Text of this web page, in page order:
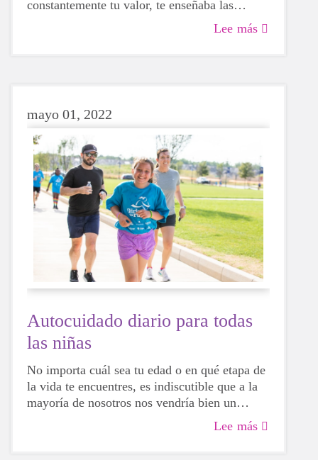
constantemente tu valor, te enseñaba las
escucharte? Si tu respuesta es afirmativa, es
Lee más
mayo 01, 2022
Autocuidado diario para todas
las niñas
No importa cuál sea tu edad o en qué etapa de
la vida te encuentres, es indiscutible que a la
mayoría de nosotros nos vendría bien un
estímulo para nuestra salud física, mental y
Lee más